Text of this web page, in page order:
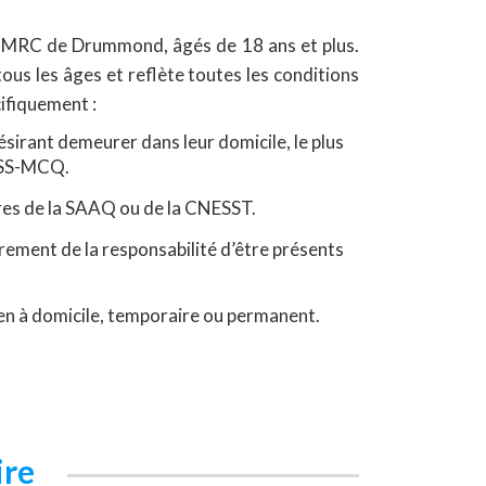
de Drummond, âgés de 18 ans et plus.
les âges et reflète toutes les conditions
:
demeurer dans leur domicile, le plus
MCQ.
de la SAAQ ou de la CNESST.
de la responsabilité d’être présents
à domicile, temporaire ou permanent.